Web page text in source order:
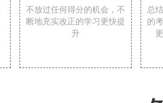
不放过任何得分的机会，不
断地充实改正的学习更快提
升
总
的